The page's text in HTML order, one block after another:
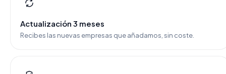
Actualización 3 meses
Recibes las nuevas empresas que añadamos, sin coste.